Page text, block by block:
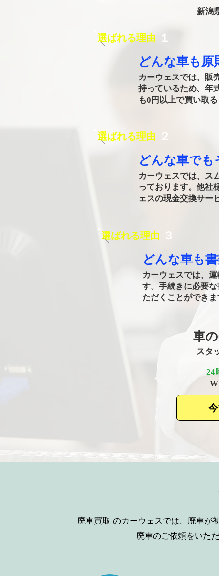
新潟
どんな車も原
カーウェスでは、販
持っているため、年
も0円以上で買い取
選ばれる理由 ​１
どんな車でも
カーウェスでは、ス
っております。他社
ェスの現金交換サー
選ばれる理由 ​２
どんな車も​
カーウェスでは、
す。手続きに必要
ただくことができま
選ばれる理由 ​３
車
スタ
24
廃車買取 のカーウェスでは、廃車が
廃車のご依頼をいた